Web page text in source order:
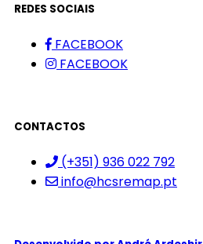
REDES SOCIAIS
FACEBOOK
FACEBOOK
CONTACTOS
(+351) 936 022 792
info@hcsremap.pt